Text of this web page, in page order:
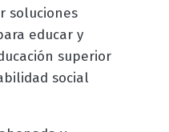
soluciones
educar y
superior
social